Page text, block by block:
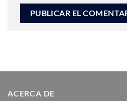
ACERCA DE